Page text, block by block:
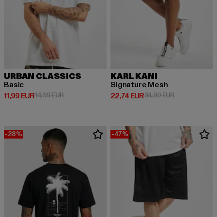
URBAN CLASSICS
Basic
11,99 EUR
Derzeitiger Preis: 11,99 EUR
14,99 EURAktionspreis: 14,99 EUR
KARL KANI
Signature Mesh
22,74 EUR
Derzeitiger Preis: 22,74 EUR
34,99 EURAktionspreis:
-28% -47%